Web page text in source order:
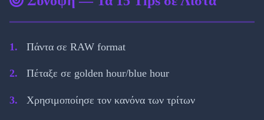
Πάντα σε RAW format
Πέταξε σε golden hour/blue hour
Χρησιμοποίησε τον κανόνα των τρίτων